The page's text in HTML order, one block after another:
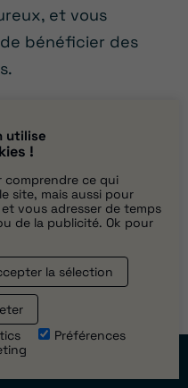
utilise
!
comprendre ce qui
site, mais aussi pour
vous adresser de temps
de la publicité. Ok pour
la sélection
Préférences
vous
et vous
bénéficier des
et
!